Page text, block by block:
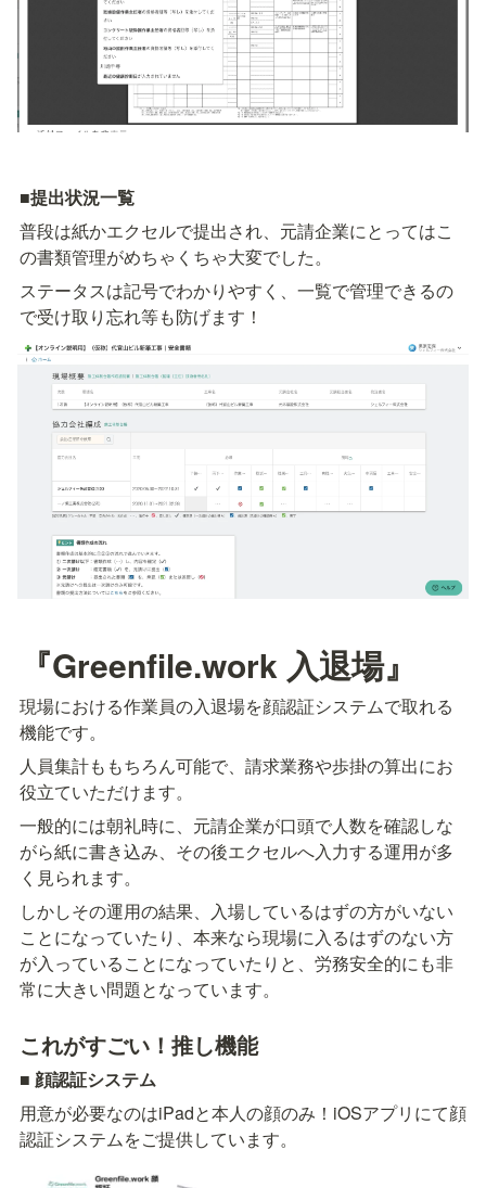
■提出状況一覧
普段は紙かエクセルで提出され、元請企業にとってはこ
の書類管理がめちゃくちゃ大変でした。
ステータスは記号でわかりやすく、一覧で管理できるの
で受け取り忘れ等も防げます！
『Greenfile.work 入退場』
現場における作業員の入退場を顔認証システムで取れる
機能です。
人員集計ももちろん可能で、請求業務や歩掛の算出にお
役立ていただけます。
一般的には朝礼時に、元請企業が口頭で人数を確認しな
がら紙に書き込み、その後エクセルへ入力する運用が多
く見られます。
しかしその運用の結果、入場しているはずの方がいない
ことになっていたり、本来なら現場に入るはずのない方
が入っていることになっていたりと、労務安全的にも非
常に大きい問題となっています。
これがすごい！推し機能
■ 顔認証システム
用意が必要なのはiPadと本人の顔のみ！iOSアプリにて顔
認証システムをご提供しています。